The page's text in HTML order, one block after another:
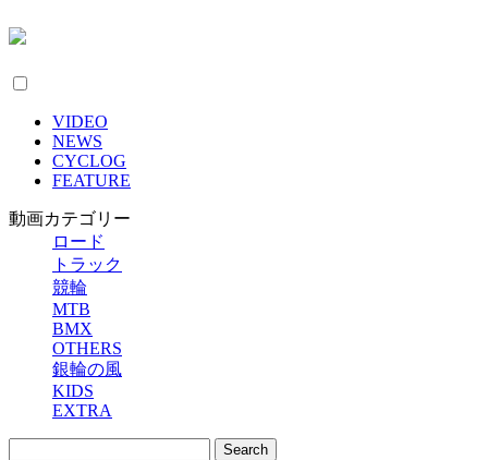
VIDEO
NEWS
CYCLOG
FEATURE
動画カテゴリー
ロード
トラック
競輪
MTB
BMX
OTHERS
銀輪の風
KIDS
EXTRA